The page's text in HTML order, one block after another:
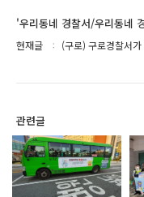
'우리동네 경찰서/우리동네
현재글 (구로) 구로경찰서
관련글